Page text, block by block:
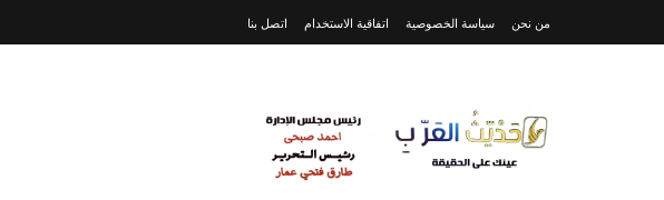
من نحن سياسة الخصوصية اتفاقية الاستخدام اتصل بنا